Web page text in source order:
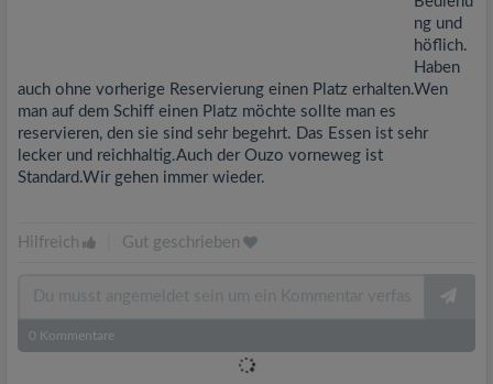
ng und
höflich.
Haben
auch ohne vorherige Reservierung einen Platz erhalten.Wen
man auf dem Schiff einen Platz möchte sollte man es
reservieren, den sie sind sehr begehrt. Das Essen ist sehr
lecker und reichhaltig.Auch der Ouzo vorneweg ist
Standard.Wir gehen immer wieder.
Hilfreich Gut geschrieben
0 Kommentare